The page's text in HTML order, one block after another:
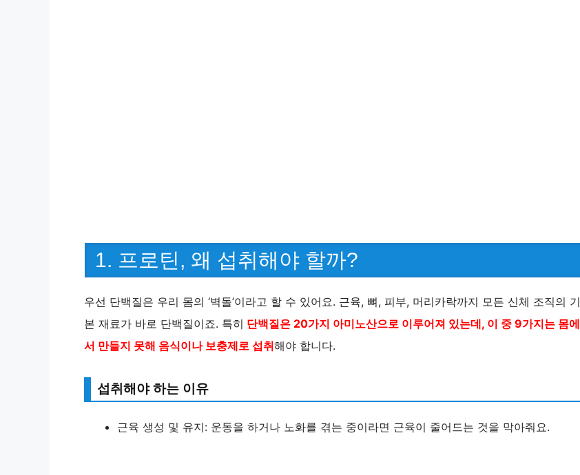
1. 프로틴, 왜 섭취해야 할까?
우선 단백질은 우리 몸의 ‘벽돌’이라고 할 수 있어요. 근육, 뼈, 피부, 머리카락까지 모든 신체 조직의 기
본 재료가 바로 단백질이죠. 특히 단백질은 20가지 아미노산으로 이루어져 있는데, 이 중 9가지는 몸에
서 만들지 못해 음식이나 보충제로 섭취해야 합니다.
섭취해야 하는 이유
근육 생성 및 유지: 운동을 하거나 노화를 겪는 중이라면 근육이 줄어드는 것을 막아줘요.